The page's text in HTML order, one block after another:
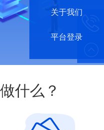
关于我们
平台登录
什么？